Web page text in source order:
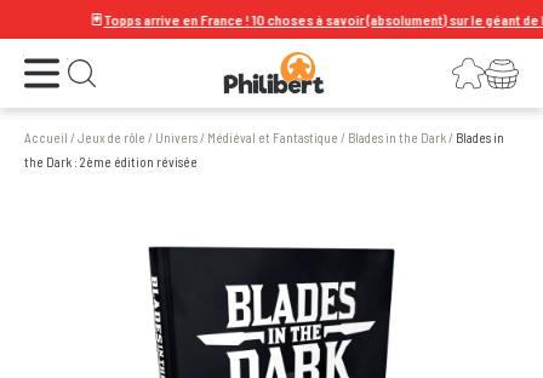
Topps arrive en France ! 10 choses à savoir (absolument) sur le géant de la
Ouvrir le menu Ouvrir la recherche Connexion
Votre panier
Accueil /Jeux de rôle / Univers/ Médiéval et Fantastique / Blades in the Dark/ Blades in
the Dark : 2ème édition révisée